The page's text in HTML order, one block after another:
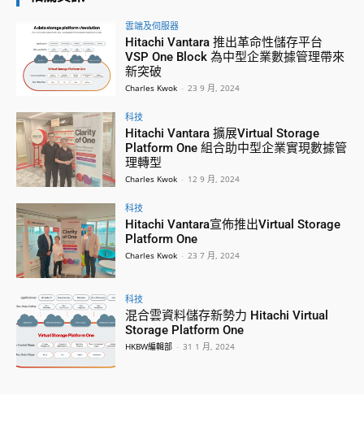
雲端及伺服器
Hitachi Vantara 推出革命性儲存平台
VSP One Block 為中型企業數據管理帶來
新突破
Charles Kwok - 23 9 月, 2024
科技
Hitachi Vantara 擴展Virtual Storage
Platform One 組合助中型企業實現數據管
理轉型
Charles Kwok - 12 9 月, 2024
科技
Hitachi Vantara宣佈推出Virtual Storage
Platform One
Charles Kwok - 23 7 月, 2024
科技
混合雲資料儲存新勢力 Hitachi Virtual
Storage Platform One
HKBW編輯部 - 31 1 月, 2024